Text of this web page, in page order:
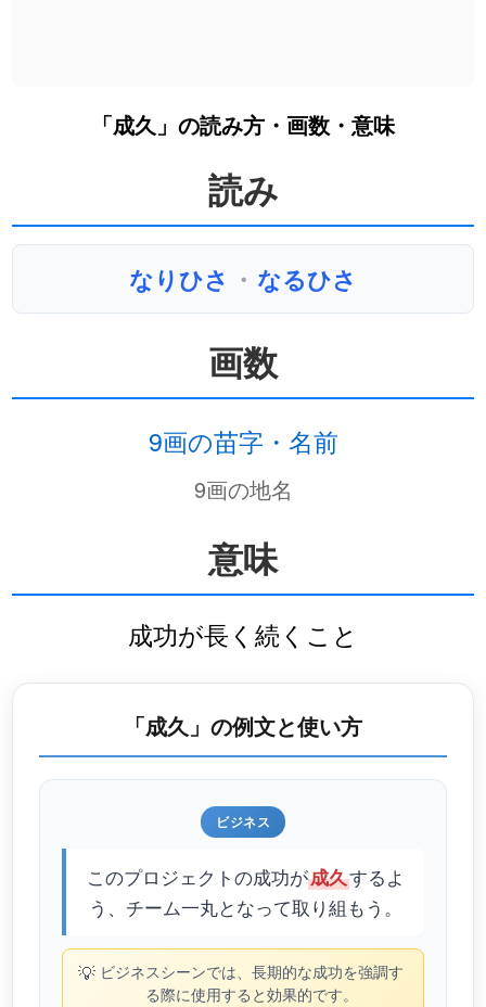
「成久」の読み方・画数・意味
読み
なりひさ ・ なるひさ
画数
9画の苗字・名前
9画の地名
意味
成功が長く続くこと
「成久」の例文と使い方
ビジネス
このプロジェクトの成功が成久するよ
う、チーム一丸となって取り組もう。
💡 ビジネスシーンでは、長期的な成功を強調す
る際に使用すると効果的です。